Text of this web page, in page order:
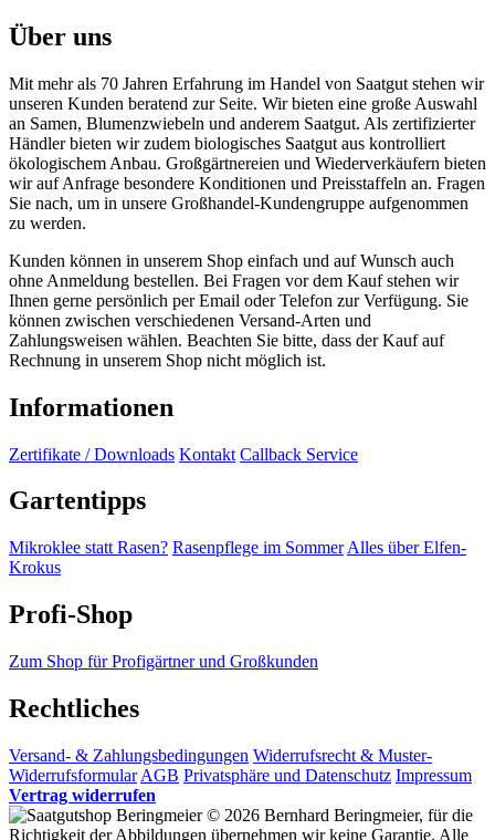
Über uns
Mit mehr als 70 Jahren Erfahrung im Handel von Saatgut stehen wir
unseren Kunden beratend zur Seite. Wir bieten eine große Auswahl
an Samen, Blumenzwiebeln und anderem Saatgut. Als zertifizierter
Händler bieten wir zudem biologisches Saatgut aus kontrolliert
ökologischem Anbau. Großgärtnereien und Wiederverkäufern bieten
wir auf Anfrage besondere Konditionen und Preisstaffeln an. Fragen
Sie nach, um in unsere Großhandel-Kundengruppe aufgenommen
zu werden.
Kunden können in unserem Shop einfach und auf Wunsch auch
ohne Anmeldung bestellen. Bei Fragen vor dem Kauf stehen wir
Ihnen gerne persönlich per Email oder Telefon zur Verfügung. Sie
können zwischen verschiedenen Versand-Arten und
Zahlungsweisen wählen. Beachten Sie bitte, dass der Kauf auf
Rechnung in unserem Shop nicht möglich ist.
Informationen
Zertifikate / Downloads Kontakt Callback Service
Gartentipps
Mikroklee statt Rasen? Rasenpflege im Sommer Alles über Elfen-
Krokus
Profi-Shop
Zum Shop für Profigärtner und Großkunden
Rechtliches
Versand- & Zahlungsbedingungen Widerrufsrecht & Muster-
Widerrufsformular AGB Privatsphäre und Datenschutz Impressum
Vertrag widerrufen
© 2026 Bernhard Beringmeier, für die
Richtigkeit der Abbildungen übernehmen wir keine Garantie. Alle